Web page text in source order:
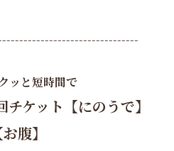
ッと短時間で
ケット【にのうで】
腹】